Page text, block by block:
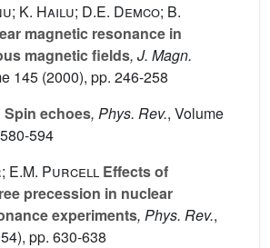
K. Hailu; D.E. Demco; B.
magnetic resonance in
magnetic fields, J. Magn.
145 (2000), pp. 246-258
Spin echoes, Phys. Rev., Volume
594
E.M. Purcell Effects of
precession in nuclear
experiments, Phys. Rev.,
pp. 630-638